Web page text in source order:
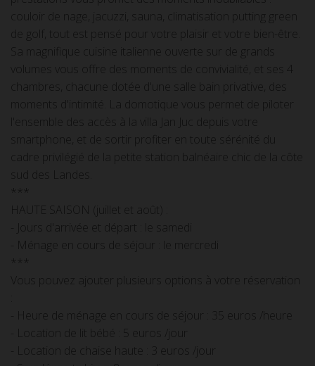
couloir de nage, jacuzzi, sauna, climatisation putting green
de golf, tout est pensé pour votre plaisir et votre bien-être.
Sa magnifique cuisine italienne ouverte sur de grands
volumes vous offre des moments de convivialité, et ses 4
chambres, chacune dotée d'une salle bain privative, des
moments d'intimité. La domotique vous permet de piloter
l'ensemble des accès à la villa Jan Juc depuis votre
smartphone, et de sortir profiter en toute sérénité du
cadre privilégié de la petite station balnéaire chic de la côte
***
HAUTE SAISON (juillet et août) :
- Jours d'arrivée et départ : le samedi
- Ménage en cours de séjour : le mercredi
***
Vous pouvez ajouter plusieurs options à votre réservation
- Heure de ménage en cours de séjour : 35 euros /heure
- Location de lit bébé : 5 euros /jour
- Location de chaise haute : 3 euros /jour